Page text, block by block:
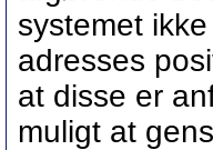
systemet
adresses
at disse er
muligt at